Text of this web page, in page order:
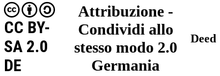
Attribuzione -
Condividi allo
stesso modo 2.0
Germania
CC BY-
SA 2.0
DE
Deed